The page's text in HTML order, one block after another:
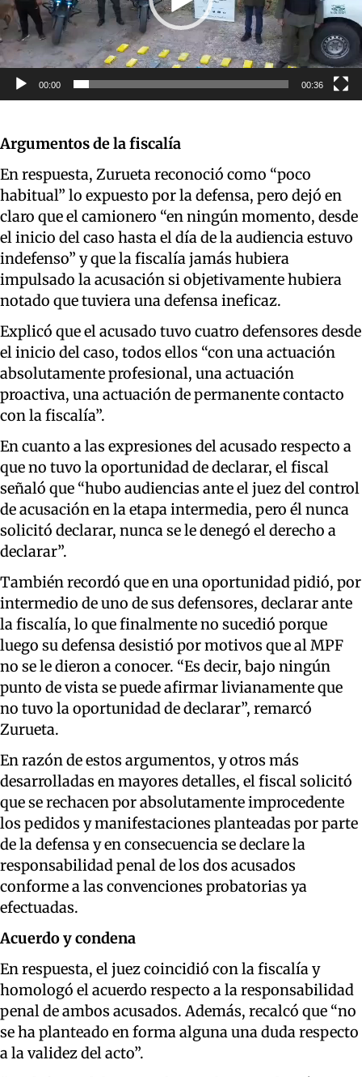
00:00 00:36
Argumentos de la fiscalía
En respuesta, Zurueta reconoció como “poco
habitual” lo expuesto por la defensa, pero dejó en
claro que el camionero “en ningún momento, desde
el inicio del caso hasta el día de la audiencia estuvo
indefenso” y que la fiscalía jamás hubiera
impulsado la acusación si objetivamente hubiera
notado que tuviera una defensa ineficaz.
Explicó que el acusado tuvo cuatro defensores desde
el inicio del caso, todos ellos “con una actuación
absolutamente profesional, una actuación
proactiva, una actuación de permanente contacto
con la fiscalía”.
En cuanto a las expresiones del acusado respecto a
que no tuvo la oportunidad de declarar, el fiscal
señaló que “hubo audiencias ante el juez del control
de acusación en la etapa intermedia, pero él nunca
solicitó declarar, nunca se le denegó el derecho a
declarar”.
También recordó que en una oportunidad pidió, por
intermedio de uno de sus defensores, declarar ante
la fiscalía, lo que finalmente no sucedió porque
luego su defensa desistió por motivos que al MPF
no se le dieron a conocer. “Es decir, bajo ningún
punto de vista se puede afirmar livianamente que
no tuvo la oportunidad de declarar”, remarcó
Zurueta.
En razón de estos argumentos, y otros más
desarrolladas en mayores detalles, el fiscal solicitó
que se rechacen por absolutamente improcedente
los pedidos y manifestaciones planteadas por parte
de la defensa y en consecuencia se declare la
responsabilidad penal de los dos acusados
conforme a las convenciones probatorias ya
efectuadas.
Acuerdo y condena
En respuesta, el juez coincidió con la fiscalía y
homologó el acuerdo respecto a la responsabilidad
penal de ambos acusados. Además, recalcó que “no
se ha planteado en forma alguna una duda respecto
a la validez del acto”.